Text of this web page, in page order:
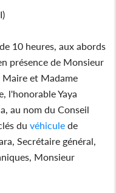
10 heures, aux abords
présence de Monsieur
et Madame
l'honorable Yaya
, a, au nom du Conseil
duvéhicule de
Secrétaire général,
Monsieur